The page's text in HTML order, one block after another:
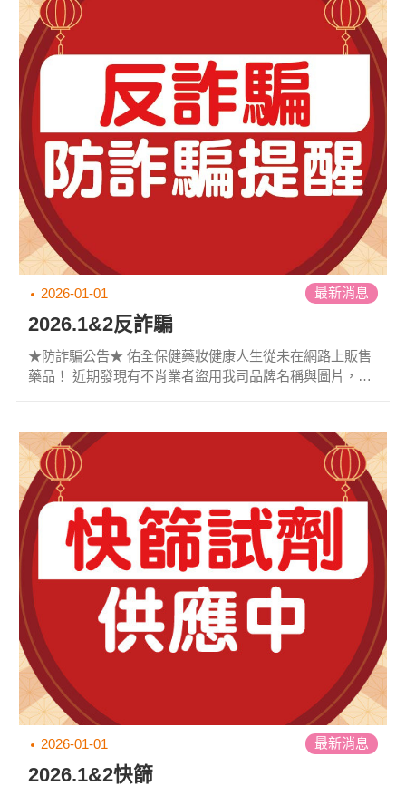
2026-01-01 最新消息
2026.1&2反詐騙
★防詐騙公告★ 佑全保健藥妝健康人生從未在網路上販售
藥品！ 近期發現有不肖業者盜用我司品牌名稱與圖片，設
站，皆為違法詐騙網站！請勿購買！⚠ 舉凡:壯陽藥、減肥
藥、私密保養等藥品，見到相關商品於網路販售時千萬不
要購買，應前往實體藥局門市洽詢！ ▶以下為常見詐騙網
站，請民眾留意！ 「網路販售藥品」 「FB粉絲專頁販售
藥品」 「一頁式網站」 ...
2026-01-01 最新消息
2026.1&2快篩